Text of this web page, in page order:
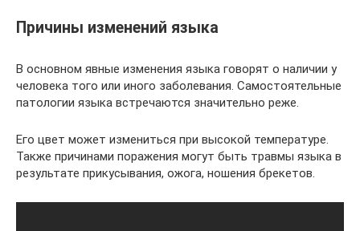
Причины изменений языка
В основном явные изменения языка говорят о наличии у
человека того или иного заболевания. Самостоятельные
патологии языка встречаются значительно реже.
Его цвет может измениться при высокой температуре.
Также причинами поражения могут быть травмы языка в
результате прикусывания, ожога, ношения брекетов.